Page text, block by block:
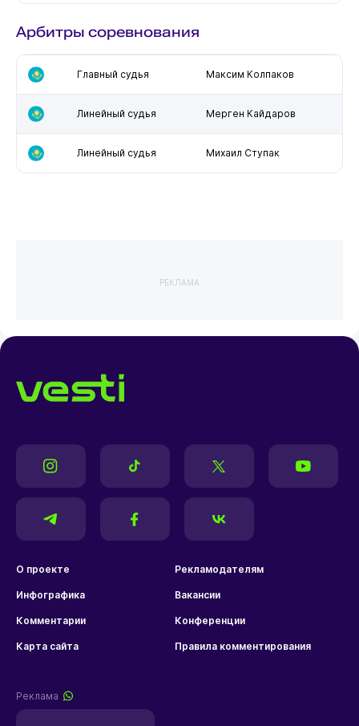
Арбитры соревнования
Главный судья Максим Колпаков
Линейный судья Мерген Кайдаров
Линейный судья Михаил Ступак
РЕКЛАМА
О проекте Рекламодателям
Инфографика Вакансии
Комментарии Конференции
Карта сайта Правила комментирования
Реклама